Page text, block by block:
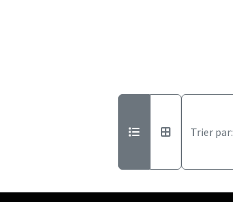
Trier par: